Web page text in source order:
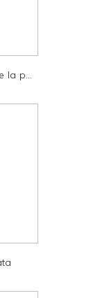
la p...